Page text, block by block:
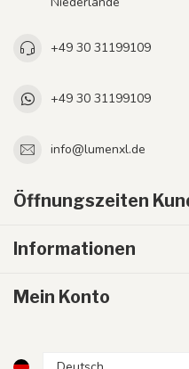
+49 30 31199109
+49 30 31199109
info@lumenxl.de
Öffnungszeiten
Informationen
Mein Konto